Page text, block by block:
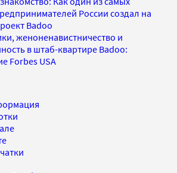
России создал на
Badoo
женоненавистничество и
в штаб-квартире Badoo:
Forbes USA